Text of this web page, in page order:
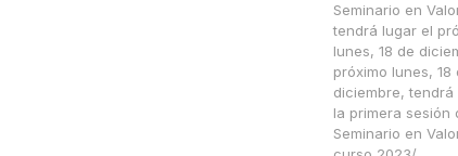
Seminario en
tendrá lugar el
lunes, 18 de
próximo lunes, 18
diciembre, tendrá
la primera sesión
Seminario en